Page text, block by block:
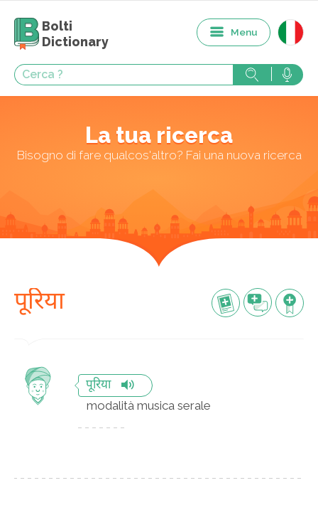
Bolti
Dictionary
Menu
La tua ricerca
Bisogno di fare qualcos'altro? Fai una nuova ricerca
पूरिया
पूरिया
modalità musica serale